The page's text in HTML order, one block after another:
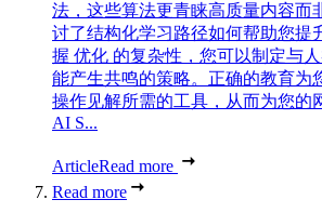
法，这些算法更青睐高质量内容而
讨了结构化学习路径如何帮助您提
握 优化 的复杂性，您可以制定与
能产生共鸣的策略。正确的教育为
操作见解所需的工具，从而为您的
AI S...
ArticleRead more
Read more